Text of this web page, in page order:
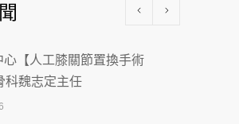
瀕臨洗腎？65歲男靠「這習
功能 醫揭3招救命
心【人工膝關節置換手術
科魏志定主任